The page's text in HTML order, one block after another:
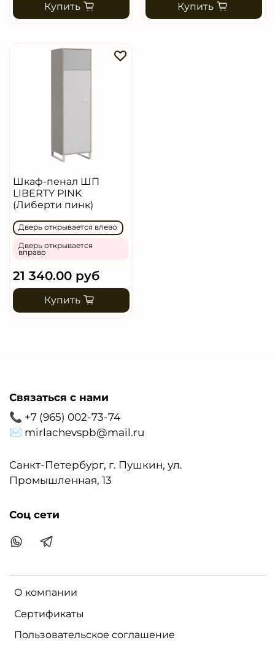
Купить Купить
Шкаф-пенал ШП
LIBERTY PINK
(Либерти пинк)
Дверь открывается влево
Дверь открывается
вправо
21 340.00 руб
Купить
О компании
Сертификаты
Пользовательское соглашение
Связаться с нами
📞 +7 (965) 002-73-74
✉ mirlachevspb@mail.ru
Санкт-Петербург, г. Пушкин, ул.
Промышленная, 13
Соц сети